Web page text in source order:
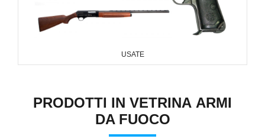
USATE
PRODOTTI IN VETRINA ARMI
DA FUOCO